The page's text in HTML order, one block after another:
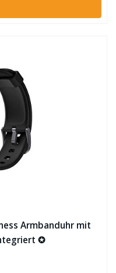
Armbanduhr mit
✪